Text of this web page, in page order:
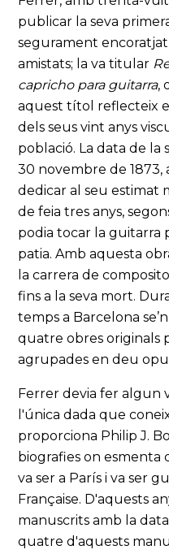
publicar la seva
segurament
amistats; la va titular
capricho para guitarra,
aquest títol reflecteix
dels seus vint anys
població. La data de la
30 novembre de 1873,
dedicar al seu estimat
de feia tres anys,
podia tocar la guitarra
patia. Amb aquesta
la carrera de
fins a la seva mort.
temps a Barcelona
quatre obres originals
agrupades en deu
Ferrer devia fer algun
l'única dada que
proporciona Philip J.
biografies on esmenta
va ser a París i va ser
Française. D'aquests
manuscrits amb la
quatre d'aquests